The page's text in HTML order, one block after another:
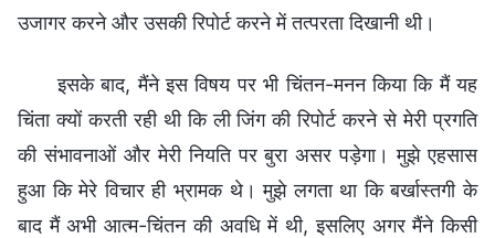
उजागर करने और उसकी रिपोर्ट करने में तत्परता दिखानी थी।
इसके बाद, मैंने इस विषय पर भी चिंतन-मनन किया कि मैं यह
चिंता क्यों करती रही थी कि ली जिंग की रिपोर्ट करने से मेरी प्रगति
की संभावनाओं और मेरी नियति पर बुरा असर पड़ेगा। मुझे एहसास
हुआ कि मेरे विचार ही भ्रामक थे। मुझे लगता था कि बर्खास्तगी के
बाद मैं अभी आत्म-चिंतन की अवधि में थी, इसलिए अगर मैंने किसी